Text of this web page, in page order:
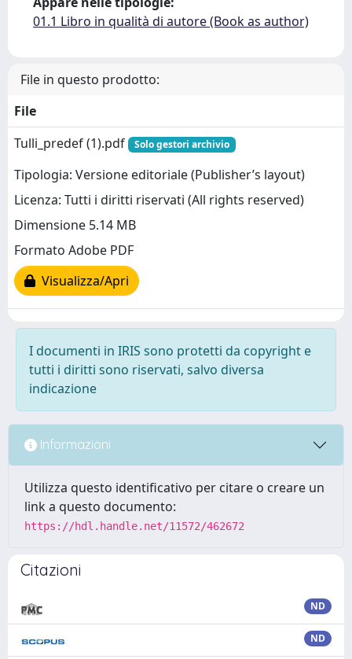
01.1 Libro in qualità di autore (Book as author)
File in questo prodotto:
File
Tulli_predef (1).pdf
Solo gestori archivio
Tipologia: Versione editoriale (Publisher’s layout)
Licenza: Tutti i diritti riservati (All rights reserved)
Dimensione 5.14 MB
Formato Adobe PDF
Visualizza/Apri
I documenti in IRIS sono protetti da copyright e
tutti i diritti sono riservati, salvo diversa
indicazione
Informazioni
Utilizza questo identificativo per citare o creare un
link a questo documento:
https://hdl.handle.net/11572/462672
Citazioni
ND
ND